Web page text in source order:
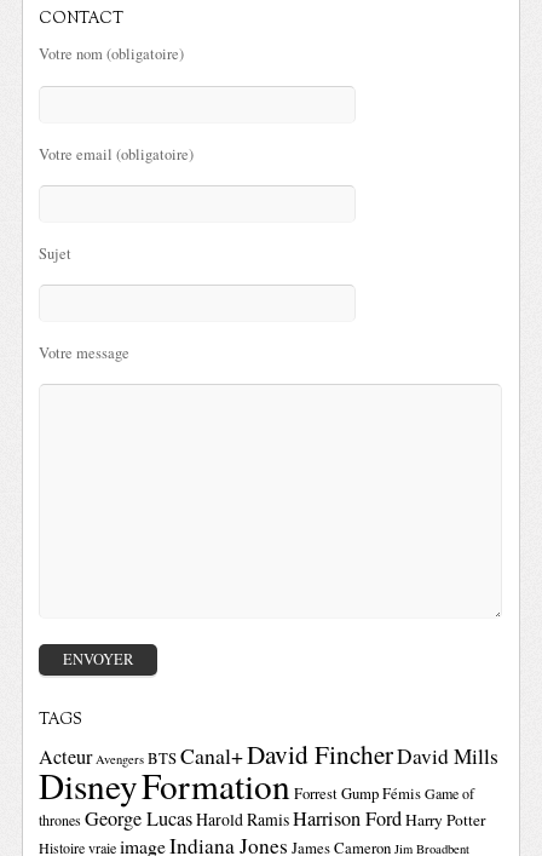
CONTACT
Votre nom (obligatoire)
Votre email (obligatoire)
Sujet
Votre message
TAGS
Acteur Avengers BTSCanal+David FincherDavid Mills
DisneyFormationForrest GumpFémis Game of
thrones George LucasHarold RamisHarrison FordHarry Potter
Histoire vraie imageIndiana Jones James Cameron Jim Broadbent